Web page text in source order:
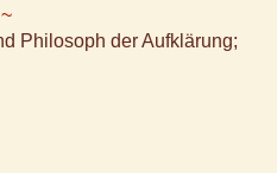
Philosoph der Aufklärung;